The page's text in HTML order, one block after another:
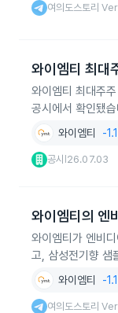
여의도스토리
와이엠티 최대
와이엠티 최대주
공시에서 확인됐
와이엠티 -
공시 26.07.03
와이엠티의 엔
와이엠티가 엔비
고, 삼성전기향 샘
와이엠티 -
여의도스토리